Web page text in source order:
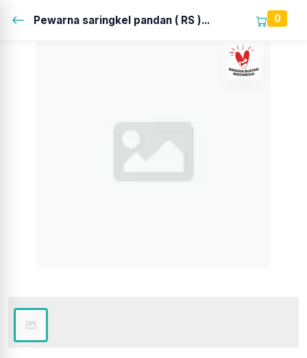
Pewarna saringkel pandan ( RS )... 0